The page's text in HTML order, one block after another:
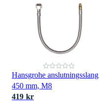
Hansgrohe anslutningsslang
450 mm, M8
419 kr